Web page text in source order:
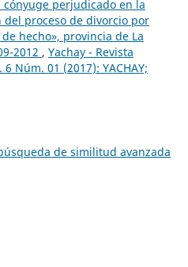
perjudicado en la
proceso de divorcio por
hecho», provincia de La
2012 , Yachay - Revista
Núm. 01 (2017): YACHAY;
de similitud avanzada